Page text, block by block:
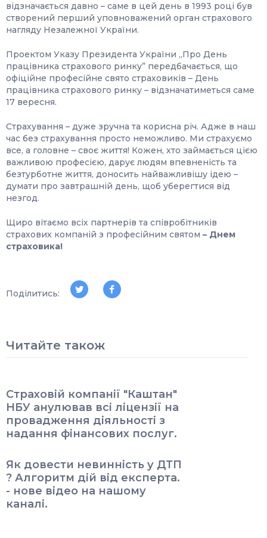
відзначається давно – саме в цей день в 1993 році був
створений перший уповноважений орган страхового
нагляду Незалежної України.
Проектом Указу Президента України „Про День
працівника страхового ринку” передбачається, що
офіційне професійне свято страховиків – День
працівника страхового ринку – відзначатиметься саме
17 вересня.
Страхування – дуже зручна та корисна річ. Адже в наш
час без страхування просто неможливо. Ми страхуємо
все, а головне – своє життя! Кожен, хто займається цією
важливою професією, дарує людям впевненість та
безтурботне життя, доносить найважливішу ідею –
думати про завтрашній день, щоб уберегтися від
незгод.
Щиро вітаємо всіх партнерів та співробітників
страхових компаній з професійним святом – Днем
страховика!
Поділитись:
Читайте також
Страховій компанії "Каштан"
НБУ анулював всі ліцензії на
провадження діяльності з
надання фінансових послуг.
Як довести невинність у ДТП
? Алгоритм дій від експерта.
- нове відео на нашому
каналі.